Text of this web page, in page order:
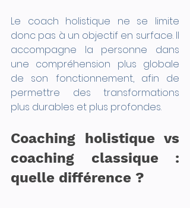
Le coach holistique ne se limite
donc pas à un objectif en surface. Il
accompagne la personne dans
une compréhension plus globale
de son fonctionnement, afin de
permettre des transformations
plus durables et plus profondes.
Coaching holistique vs
coaching classique :
quelle différence ?